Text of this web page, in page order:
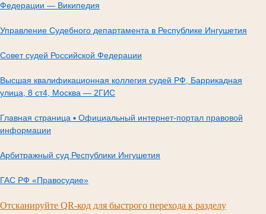
Федерации — Википедия
Управление Судебного департамента в Республике Ингушетия
Совет судей Российской Федерации
Высшая квалификационная коллегия судей РФ, Баррикадная
улица, 8 ст4, Москва — 2ГИС
Главная страница ▪ Официальный интернет-портал правовой
информации
Арбитражный суд Республики Ингушетия
ГАС РФ «Правосудие»
Отсканируйте QR-код для быстрого перехода к разделу